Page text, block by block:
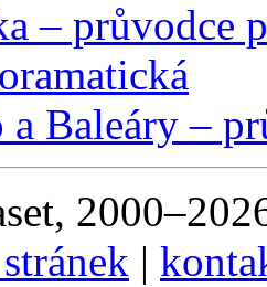
– průvodce
a Baleáry –
|